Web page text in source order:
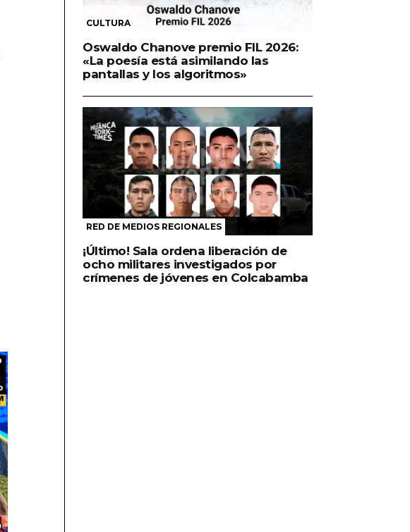
CULTURA
Oswaldo Chanove premio FIL 2026:
«La poesía está asimilando las
pantallas y los algoritmos»
RED DE MEDIOS REGIONALES
¡Último! Sala ordena liberación de
ocho militares investigados por
crímenes de jóvenes en Colcabamba